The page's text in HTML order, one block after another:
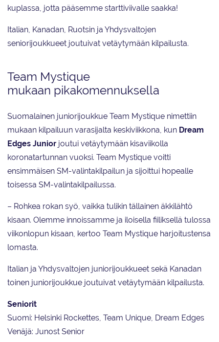
kuplassa, jotta pääsemme starttiviivalle saakka!
Italian, Kanadan, Ruotsin ja Yhdysvaltojen
seniorijoukkueet joutuivat vetäytymään kilpailusta.
Team Mystique
mukaan pikakomennuksella
Suomalainen juniorijoukkue Team Mystique nimettiin
mukaan kilpailuun varasijalta keskiviikkona, kun Dream
Edges Junior joutui vetäytymään kisaviikolla
koronatartunnan vuoksi. Team Mystique voitti
ensimmäisen SM-valintakilpailun ja sijoittui hopealle
toisessa SM-valintakilpailussa.
– Rohkea rokan syö, vaikka tulikin tällainen äkkilähtö
kisaan. Olemme innoissamme ja iloisella fiiliksellä tulossa
viikonlopun kisaan, kertoo Team Mystique harjoitustensa
lomasta.
Italian ja Yhdysvaltojen juniorijoukkueet sekä Kanadan
toinen juniorijoukkue joutuivat vetäytymään kilpailusta.
Seniorit
Suomi: Helsinki Rockettes, Team Unique, Dream Edges
Venäjä: Junost Senior